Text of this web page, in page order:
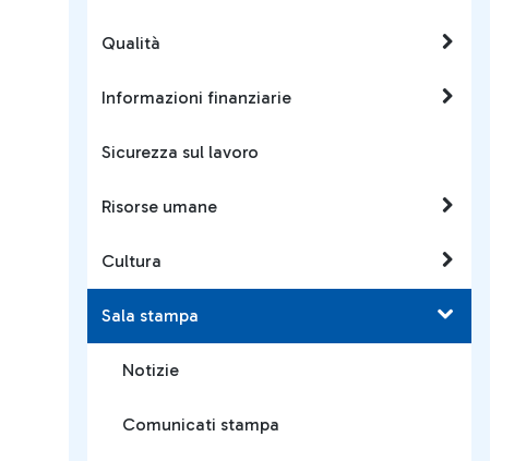
Qualità
Informazioni finanziarie
Sicurezza sul lavoro
Risorse umane
Cultura
Sala stampa
Notizie
Comunicati stampa